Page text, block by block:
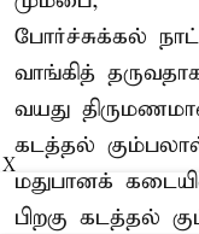
போர்ச்சுக்கல்
வாங்கித்
வயது
கடத்தல்
மதுபானக்
பிறகு கடத்தல்
X